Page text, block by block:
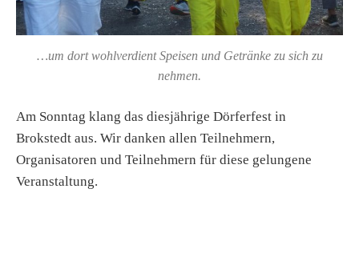
…um dort wohlverdient Speisen und Getränke zu sich zu
nehmen.
Am Sonntag klang das diesjährige Dörferfest in
Brokstedt aus. Wir danken allen Teilnehmern,
Organisatoren und Teilnehmern für diese gelungene
Veranstaltung.